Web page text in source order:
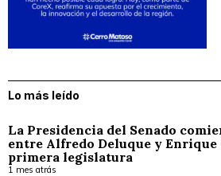
Lo más leído
La Presidencia del Senado
entre Alfredo Deluque y Enrique
primera legislatura
1 mes atrás